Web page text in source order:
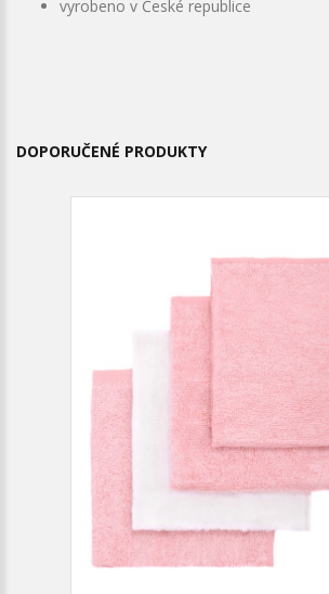
vyrobeno v České republice
DOPORUČENÉ PRODUKTY